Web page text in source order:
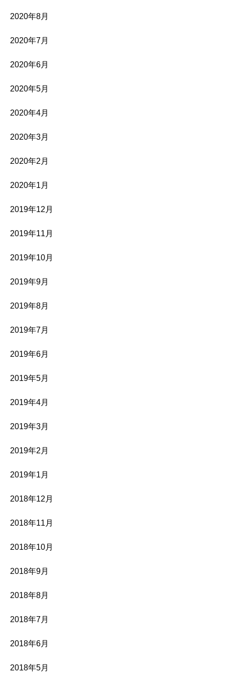
2020年8月
2020年7月
2020年6月
2020年5月
2020年4月
2020年3月
2020年2月
2020年1月
2019年12月
2019年11月
2019年10月
2019年9月
2019年8月
2019年7月
2019年6月
2019年5月
2019年4月
2019年3月
2019年2月
2019年1月
2018年12月
2018年11月
2018年10月
2018年9月
2018年8月
2018年7月
2018年6月
2018年5月